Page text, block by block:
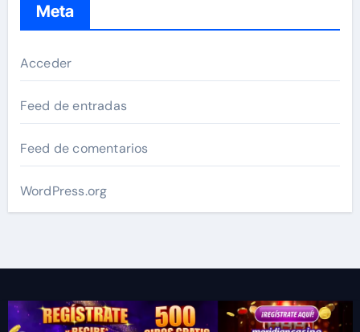
Meta
Acceder
Feed de entradas
Feed de comentarios
WordPress.org